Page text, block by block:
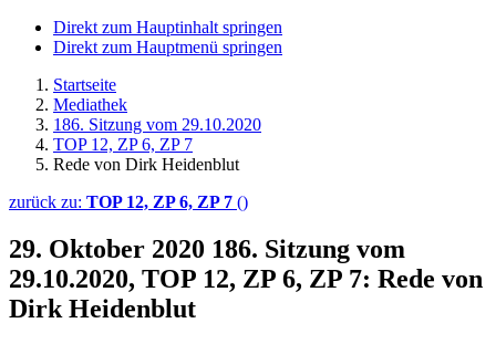
Direkt zum Hauptinhalt springen
Direkt zum Hauptmenü springen
Startseite
Mediathek
186. Sitzung vom 29.10.2020
TOP 12, ZP 6, ZP 7
Rede von Dirk Heidenblut
zurück zu: TOP 12, ZP 6, ZP 7 ()
29. Oktober 2020 186. Sitzung vom
29.10.2020, TOP 12, ZP 6, ZP 7: Rede von
Dirk Heidenblut